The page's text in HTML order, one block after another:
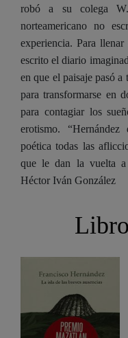
robó a su colega
norteamericano no
experiencia. Para
escrito el diario
en que el paisaje pasó a
para transformarse en
para contagiar los
erotismo.
poética todas las
que le dan la vuelta a
Héctor Iván González